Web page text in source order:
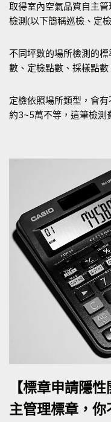
取得室內空氣品質自主
檢測(以下簡稱巡檢、定檢
不同坪數的場所檢測的
數、定檢點數、採樣點數
定檢依照場所類型，會
約3~5萬不等，這筆檢測
【標章申請隱
主管理標章，